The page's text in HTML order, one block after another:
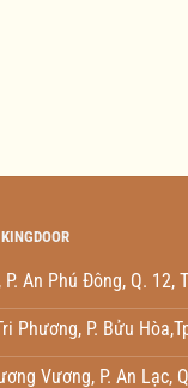
An Phú Đông, Q. 12,
Phương, P. Bửu
Vương, P. An Lạc,